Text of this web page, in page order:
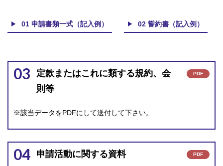
01 申請書類一式（記入例） 02 誓約書（記入例）
03
定款またはこれに類する規約、会
則等
PDF
※該当データをPDFにして送付して下さい。
04 申請活動に関する資料 PDF